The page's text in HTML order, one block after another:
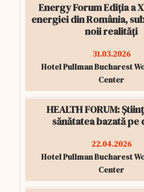
Energy Forum Ediția a
energiei din România,
noii realități
31.03.2026
Hotel Pullman Bucharest
Center
HEALTH FORUM:
sănătatea bazată pe
22.04.2026
Hotel Pullman Bucharest
Center